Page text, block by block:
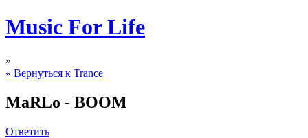
Music For Life
»
« Вернуться к Trance
MaRLo - BOOM
Ответить